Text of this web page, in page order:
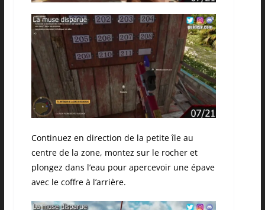
Continuez en direction de la petite île au
centre de la zone, montez sur le rocher et
plongez dans l’eau pour apercevoir une épave
avec le coffre à l’arrière.